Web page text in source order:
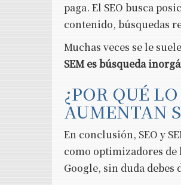
paga. El SEO busca
contenido, búsquedas
Muchas veces se le
SEM es búsqueda
¿POR QUÉ
AUMENTAN
En conclusión, SEO y
como optimizadores de
Google, sin duda